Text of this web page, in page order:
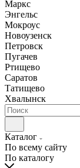
Маркс
Энгельс
Мокроус
Новоузенск
Петровск
Пугачев
Ртищево
Саратов
Татищево
Хвалынск
Каталог
По всему сайту
По каталогу